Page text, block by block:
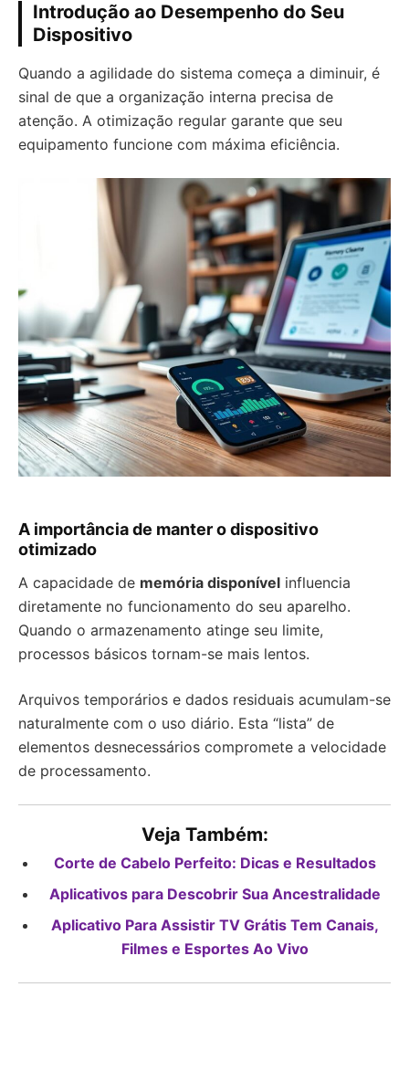
Introdução ao Desempenho do Seu
Dispositivo
Quando a agilidade do sistema começa a diminuir, é
sinal de que a organização interna precisa de
atenção. A otimização regular garante que seu
equipamento funcione com máxima eficiência.
A importância de manter o dispositivo
otimizado
A capacidade de memória disponível influencia
diretamente no funcionamento do seu aparelho.
Quando o armazenamento atinge seu limite,
processos básicos tornam-se mais lentos.
Arquivos temporários e dados residuais acumulam-se
naturalmente com o uso diário. Esta “lista” de
elementos desnecessários compromete a velocidade
de processamento.
Veja Também:
Corte de Cabelo Perfeito: Dicas e Resultados
Aplicativos para Descobrir Sua Ancestralidade
Aplicativo Para Assistir TV Grátis Tem Canais,
Filmes e Esportes Ao Vivo